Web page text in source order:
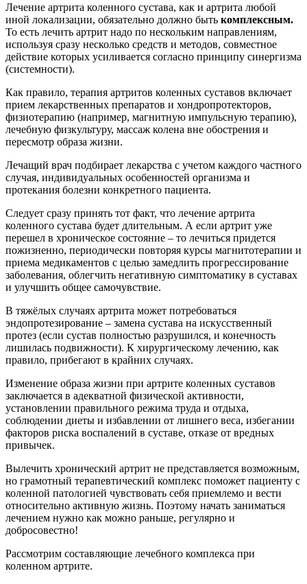
Лечение артрита коленного сустава, как и артрита любой
иной локализации, обязательно должно быть комплексным.
То есть лечить артрит надо по нескольким направлениям,
используя сразу несколько средств и методов, совместное
действие которых усиливается согласно принципу синергизма
(системности).
Как правило, терапия артритов коленных суставов включает
прием лекарственных препаратов и хондропротекторов,
физиотерапию (например, магнитную импульсную терапию),
лечебную физкультуру, массаж колена вне обострения и
пересмотр образа жизни.
Лечащий врач подбирает лекарства с учетом каждого частного
случая, индивидуальных особенностей организма и
протекания болезни конкретного пациента.
Следует сразу принять тот факт, что лечение артрита
коленного сустава будет длительным. А если артрит уже
перешел в хроническое состояние – то лечиться придется
пожизненно, периодически повторяя курсы магнитотерапии и
приема медикаментов с целью замедлить прогрессирование
заболевания, облегчить негативную симптоматику в суставах
и улучшить общее самочувствие.
В тяжёлых случаях артрита может потребоваться
эндопротезирование – замена сустава на искусственный
протез (если сустав полностью разрушился, и конечность
лишилась подвижности). К хирургическому лечению, как
правило, прибегают в крайних случаях.
Изменение образа жизни при артрите коленных суставов
заключается в адекватной физической активности,
установлении правильного режима труда и отдыха,
соблюдении диеты и избавлении от лишнего веса, избегании
факторов риска воспалений в суставе, отказе от вредных
привычек.
Вылечить хронический артрит не представляется возможным,
но грамотный терапевтический комплекс поможет пациенту с
коленной патологией чувствовать себя приемлемо и вести
относительно активную жизнь. Поэтому начать заниматься
лечением нужно как можно раньше, регулярно и
добросовестно!
Рассмотрим составляющие лечебного комплекса при
коленном артрите.